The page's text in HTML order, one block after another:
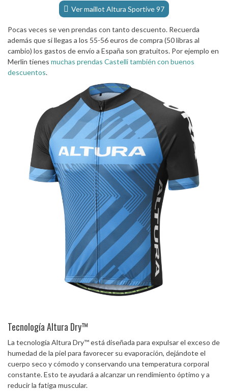
Ver maillot Altura Sportive 97
Pocas veces se ven prendas con tanto descuento. Recuerda
además que si llegas a los 55-56 euros de compra (50 libras al
cambio) los gastos de envío a España son gratuitos. Por ejemplo en
Merlin tienes muchas prendas Castelli también con buenos
descuentos.
Tecnología Altura Dry™
La tecnología Altura Dry™ está diseñada para expulsar el exceso de
humedad de la piel para favorecer su evaporación, dejándote el
cuerpo seco y cómodo y conservando una temperatura corporal
constante. Esto te ayudará a alcanzar un rendimiento óptimo y a
reducir la fatiga muscular.